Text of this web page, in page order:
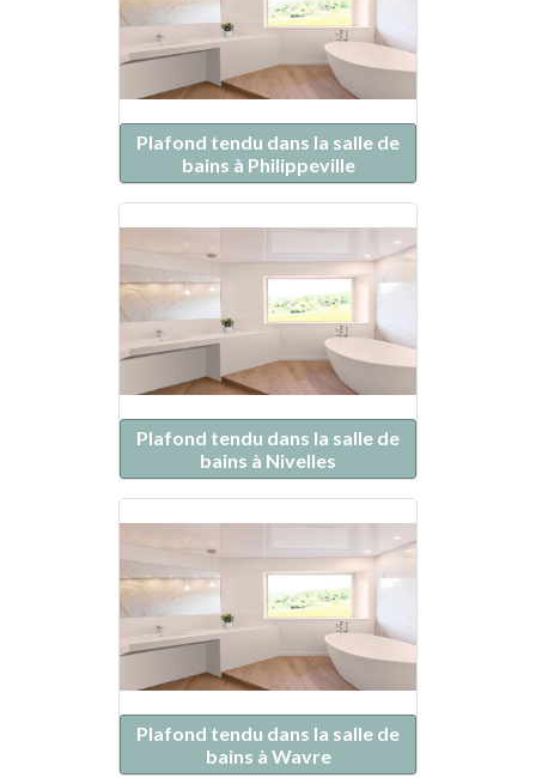
Plafond tendu dans la salle de
bains à Philippeville
Plafond tendu dans la salle de
bains à Nivelles
Plafond tendu dans la salle de
bains à Wavre